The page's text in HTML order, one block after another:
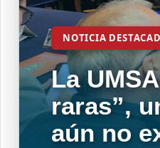
NOTICIA
La
raras”,
aún no